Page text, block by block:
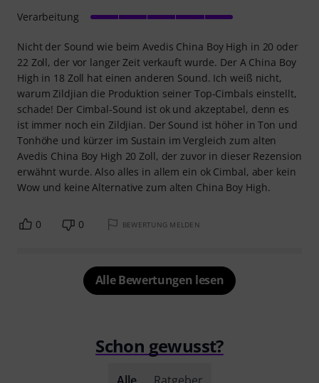
Nicht der Sound wie beim Avedis China Boy High in 20 oder
22 Zoll, der vor langer Zeit verkauft wurde. Der A China Boy
High in 18 Zoll hat einen anderen Sound. Ich weiß nicht,
warum Zildjian die Produktion seiner Top-Cimbals einstellt,
schade! Der Cimbal-Sound ist ok und akzeptabel, denn es
ist immer noch ein Zildjian. Der Sound ist höher in Ton und
Tonhöhe und kürzer im Sustain im Vergleich zum alten
Avedis China Boy High 20 Zoll, der zuvor in dieser Rezension
erwähnt wurde. Also alles in allem ein ok Cimbal, aber kein
Wow und keine Alternative zum alten China Boy High.
Verarbeitung
0 0 BEWERTUNG MELDEN
Alle Bewertungen lesen
Schon gewusst?